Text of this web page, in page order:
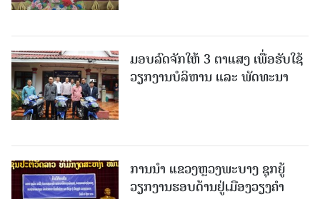
ມອບລົດຈັກໃຫ້ 3 ຕາແສງ ເພື່ອຮັບໃຊ້
ວຽກງານບໍລິຫານ ແລະ ພັດທະນາ
ການນຳ ແຂວງຫຼວງພະບາງ ຊຸກຍູ້
ວຽກງານຮອບດ້ານຢູ່ເມືອງວຽງຄໍາ